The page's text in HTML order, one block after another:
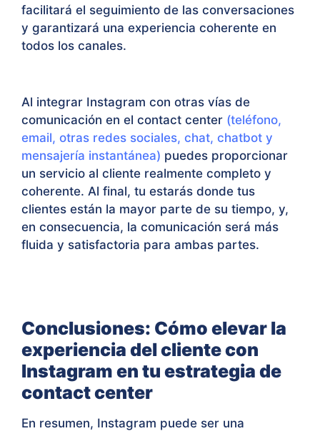
facilitará el seguimiento de las conversaciones
y garantizará una experiencia coherente en
todos los canales.
Al integrar Instagram con otras vías de
comunicación en el contact center (teléfono,
email, otras redes sociales, chat, chatbot y
mensajería instantánea) puedes proporcionar
un servicio al cliente realmente completo y
coherente. Al final, tu estarás donde tus
clientes están la mayor parte de su tiempo, y,
en consecuencia, la comunicación será más
fluida y satisfactoria para ambas partes.
Conclusiones: Cómo elevar la
experiencia del cliente con
Instagram en tu estrategia de
contact center
En resumen, Instagram puede ser una